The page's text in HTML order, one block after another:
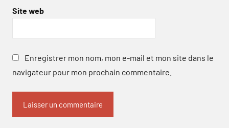
Site web
Enregistrer mon nom, mon e-mail et mon site dans le
navigateur pour mon prochain commentaire.